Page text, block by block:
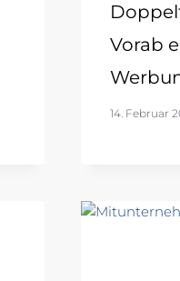
Vorab
14. Februar